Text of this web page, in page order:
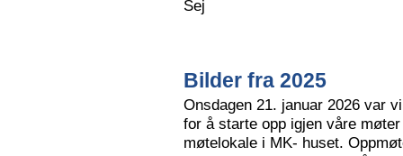
Sej
Bilder fra 2025
Onsdagen 21. januar 2026 var
for å starte opp igjen våre
møtelokale i MK- huset.